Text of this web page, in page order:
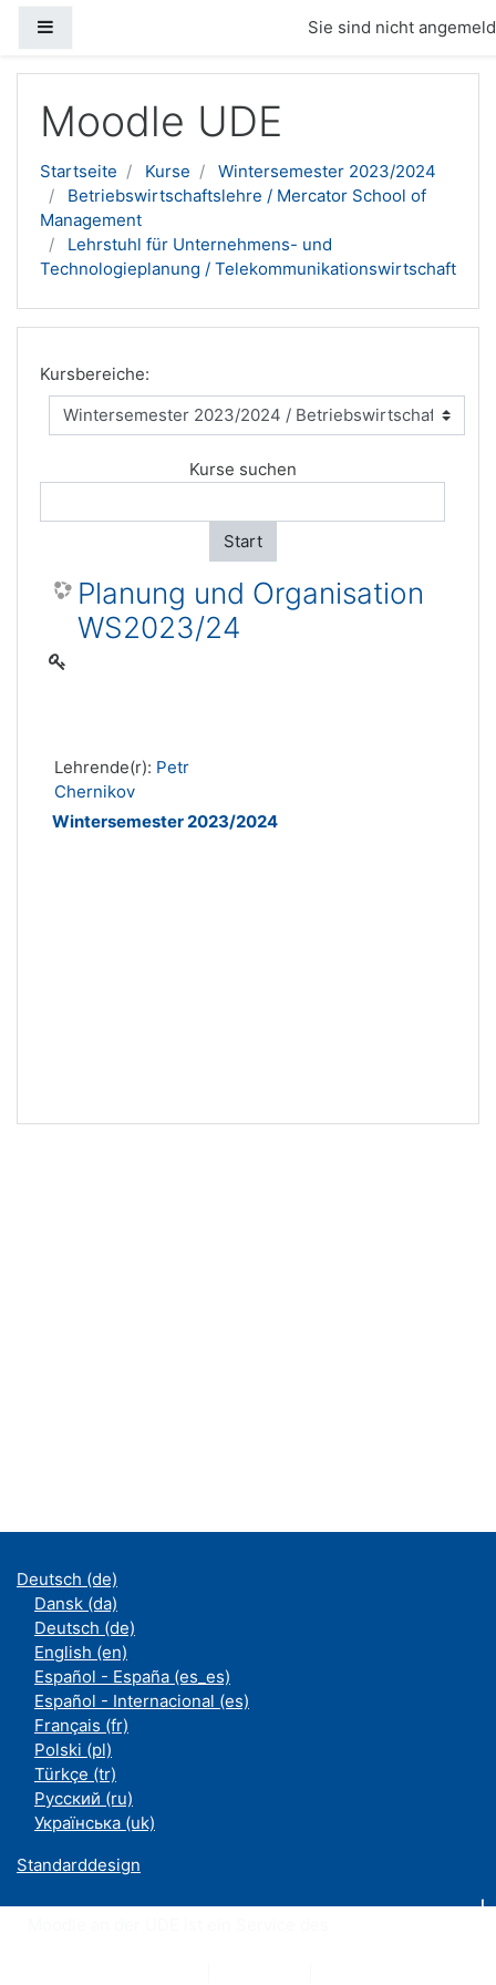
Sie sind nicht
Moodle UDE
Startseite Kurse
Wintersemester 2023/2024
Betriebswirtschaftslehre / Mercator School of
Management
Lehrstuhl für Unternehmens- und
Technologieplanung / Telekommunikationswirtschaft
Kursbereiche:
Kurse suchen
Start
Planung und Organisation
WS2023/24
Lehrende(r): Petr
Chernikov
Wintersemester 2023/2024
Deutsch ‎(de)‎
Dansk ‎(da)‎
Deutsch ‎(de)‎
English ‎(en)‎
Español - España ‎(es_es)‎
Español - Internacional ‎(es)‎
Français ‎(fr)‎
Polski ‎(pl)‎
Türkçe ‎(tr)‎
Русский ‎(ru)‎
Українська ‎(uk)‎
Standarddesign